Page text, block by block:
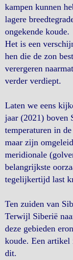
kampen kunnen
lagere
ongekende koude.
Het is een
hen die de zon
verergeren
verder verdiept.
Laten we eens
jaar (2021) boven
temperaturen in
maar zijn
meridionale
belangrijkste
tegelijkertijd last
Ten zuiden van
Terwijl Siberië
deze gebieden
koude. Een artikel
dit.